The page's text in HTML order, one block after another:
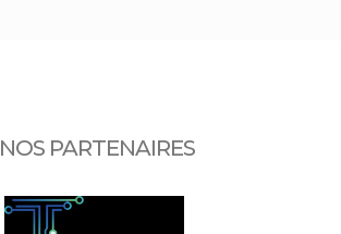
NOS PARTENAIRES